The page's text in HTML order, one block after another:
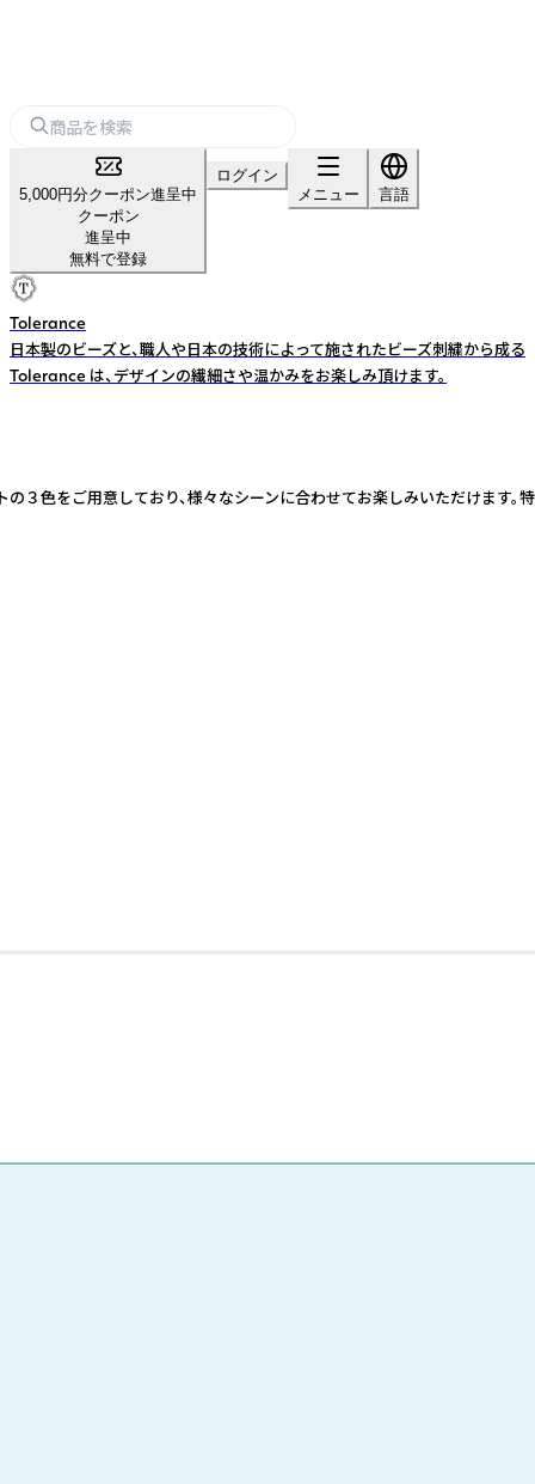
5,000円分クーポン進呈中
クーポン
進呈中
無料で登録
ログイン
メニュー
言語
Tolerance
日本製のビーズと、職人や日本の技術によって施されたビーズ刺繍から成る
Tolerance は、デザインの繊細さや温かみをお楽しみ頂けます。
ご用意しており、様々なシーンに合わせてお楽しみいただけま